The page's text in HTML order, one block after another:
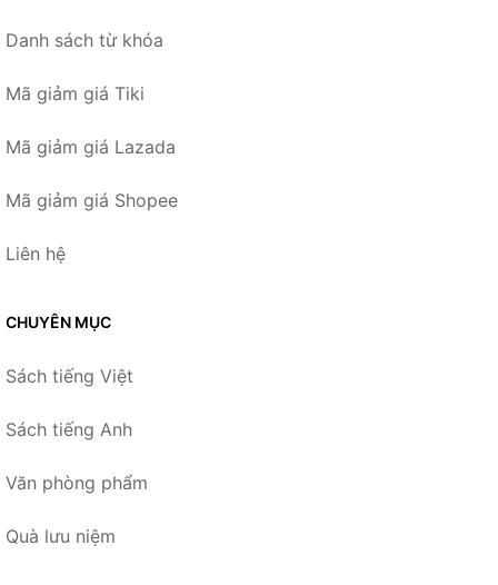
Danh sách từ khóa
Mã giảm giá Tiki
Mã giảm giá Lazada
Mã giảm giá Shopee
Liên hệ
CHUYÊN MỤC
Sách tiếng Việt
Sách tiếng Anh
Văn phòng phẩm
Quà lưu niệm